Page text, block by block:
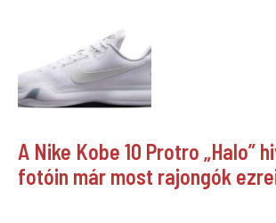
A Nike Kobe 10 Protro „Halo”
fotóin már most rajongók